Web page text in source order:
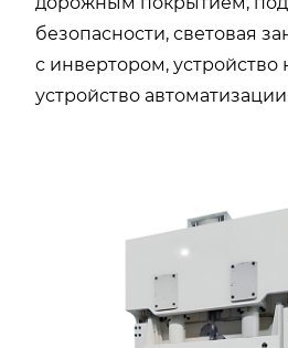
безопасности, световая
с инвертором, устройство
устройство